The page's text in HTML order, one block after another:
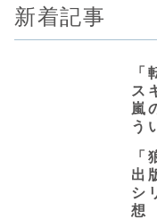
新着記事
ス
嵐
う
ら
出
シ
想